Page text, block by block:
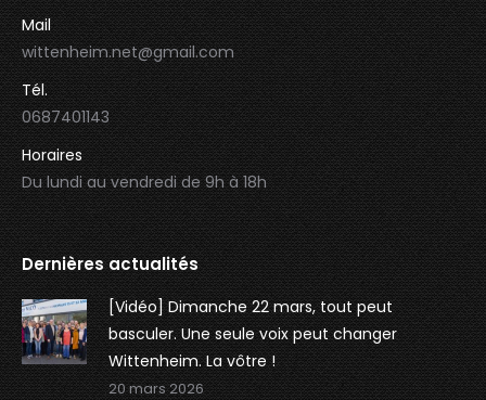
Mail
wittenheim.net@gmail.com
Tél.
0687401143
Horaires
Du lundi au vendredi de 9h à 18h
Dernières actualités
[Vidéo] Dimanche 22 mars, tout peut
basculer. Une seule voix peut changer
Wittenheim. La vôtre !
20 mars 2026